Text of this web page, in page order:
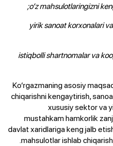
o‘z mahsulotlaringizni
yirik sanoat korxonalari
istiqbolli shartnomalar va
Ko‘rgazmaning asosiy
chiqarishni kengaytirish,
xususiy sektor va
mustahkam hamkorlik
davlat xaridlariga keng jalb
mahsulotlar ishlab